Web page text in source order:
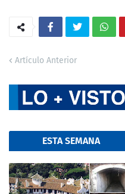
Artículo Anterior
ESTA SEMANA